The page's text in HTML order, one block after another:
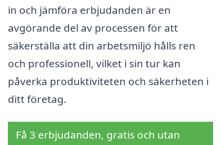
in och jämföra erbjudanden är en
avgörande del av processen för att
säkerställa att din arbetsmiljö hålls ren
och professionell, vilket i sin tur kan
påverka produktiviteten och säkerheten i
ditt företag.
Få 3 erbjudanden, gratis och utan